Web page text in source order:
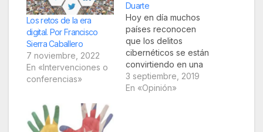
Los retos de la era
digital. Por Francisco
Sierra Caballero
7 noviembre, 2022
En «Intervenciones o
conferencias»
Duarte
Hoy en día muchos
países reconocen
que los delitos
cibernéticos se están
convirtiendo en una
amenaza de
importancia primordial,
3 septiembre, 2019
En «Opinión»